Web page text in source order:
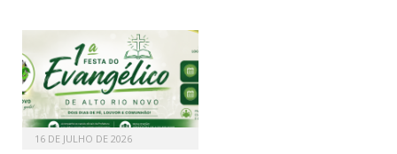
16 DE JULHO DE 2026